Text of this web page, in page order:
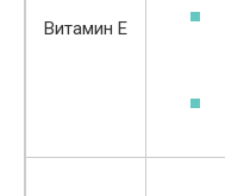
Витамин Е